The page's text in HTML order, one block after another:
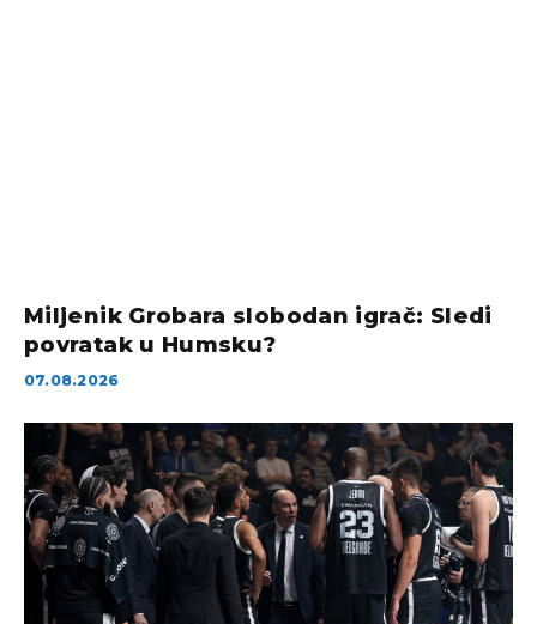
Miljenik Grobara slobodan igrač: Sledi
povratak u Humsku?
07.08.2026